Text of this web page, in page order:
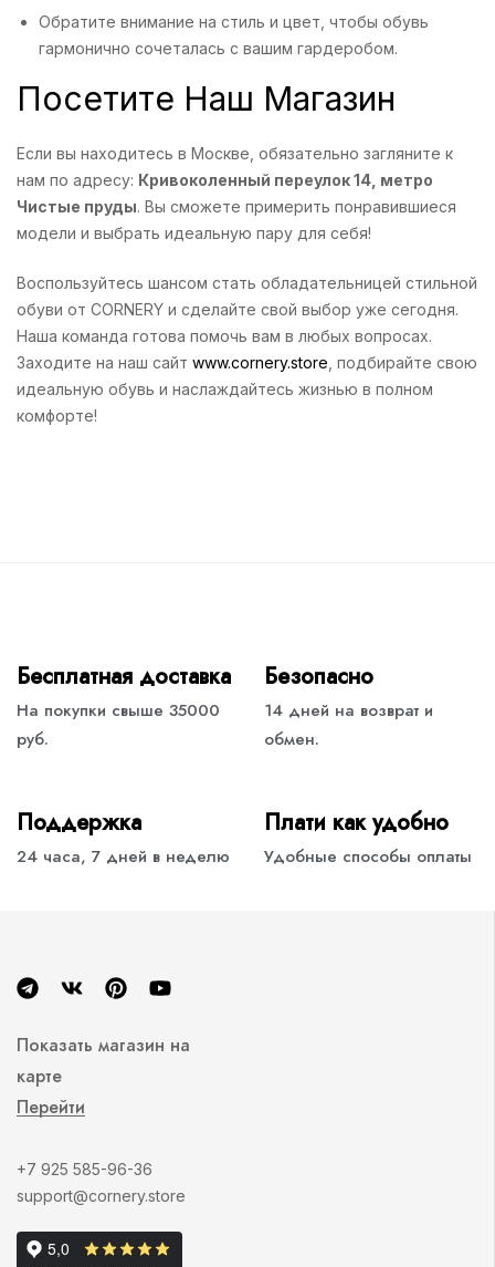
Обратите внимание на стиль и цвет, чтобы обувь
гармонично сочеталась с вашим гардеробом.
Посетите Наш Магазин
Если вы находитесь в Москве, обязательно загляните к
нам по адресу: Кривоколенный переулок 14, метро
Чистые пруды. Вы сможете примерить понравившиеся
модели и выбрать идеальную пару для себя!
Воспользуйтесь шансом стать обладательницей стильной
обуви от CORNERY и сделайте свой выбор уже сегодня.
Наша команда готова помочь вам в любых вопросах.
Заходите на наш сайт www.cornery.store, подбирайте свою
идеальную обувь и наслаждайтесь жизнью в полном
комфорте!
Бесплатная доставка
На покупки свыше 35000
руб.
Безопасно
14 дней на возврат и
обмен.
Поддержка
24 часа, 7 дней в неделю
Плати как удобно
Удобные способы оплаты
Показать магазин на
карте
Перейти
+7 925 585-96-36
support@cornery.store